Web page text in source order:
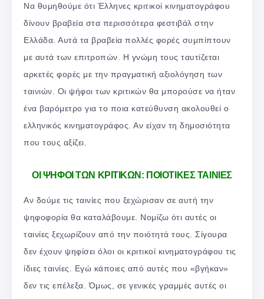
Να θυμηθούμε ότι Έλληνες κριτικοί κινηματογράφου
δίνουν βραβεία στα περισσότερα φεστιβάλ στην
Ελλάδα. Αυτά τα βραβεία πολλές φορές συμπίπτουν
με αυτά των επιτροπών. Η γνώμη τους ταυτίζεται
αρκετές φορές με την πραγματική αξιολόγηση των
ταινιών. Οι ψήφοι των κριτικών θα μπορούσε να ήταν
ένα βαρόμετρο για το ποια κατεύθυνση ακολουθεί ο
ελληνικός κινηματογράφος. Αν είχαν τη δημοσιότητα
που τους αξίζει.
ΟΙ ΨΗΦΟΙ ΤΩΝ ΚΡΙΤΙΚΩΝ: ΠΟΙΟΤΙΚΕΣ ΤΑΙΝΙΕΣ
Αν δούμε τις ταινίες που ξεχώρισαν σε αυτή την
ψηφοφορία θα καταλάβουμε. Νομίζω ότι αυτές οι
ταινίες ξεχωρίζουν από την ποιότητά τους. Σίγουρα
δεν έχουν ψηφίσει όλοι οι κριτικοί κινηματογράφου τις
ίδιες ταινίες. Εγώ κάποιες από αυτές που «βγήκαν»
δεν τις επέλεξα. Όμως, σε γενικές γραμμές αυτές οι